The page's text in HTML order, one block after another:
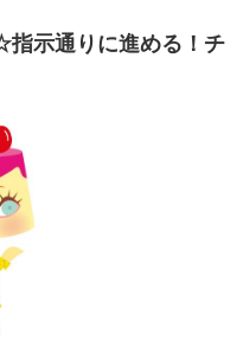
示通りに進める！チ